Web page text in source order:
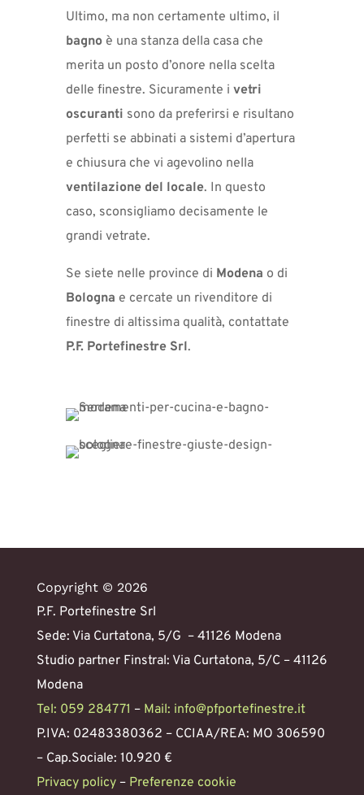
Ultimo, ma non certamente ultimo, il
bagnoè una stanza della casa che
merita un posto d’onore nella scelta
delle finestre. Sicuramente i vetri
oscuranti sono da preferirsi e risultano
perfetti se abbinati a sistemi d’apertura
e chiusura che vi agevolino nella
ventilazione del locale. In questo
caso, sconsigliamo decisamente le
grandi vetrate.
Se siete nelle province di Modena o di
Bologna e cercate un rivenditore di
finestre di altissima qualità, contattate
P.F. Portefinestre Srl.
Copyright © 2026
P.F. Portefinestre Srl
Sede: Via Curtatona, 5/G – 41126 Modena
Studio partner Finstral: Via Curtatona, 5/C – 41126
Modena
Tel: 059 284771 – Mail: info@pfportefinestre.it
P.IVA: 02483380362 – CCIAA/REA: MO 306590
– Cap.Sociale: 10.920 €
Privacy policy– Preferenze cookie